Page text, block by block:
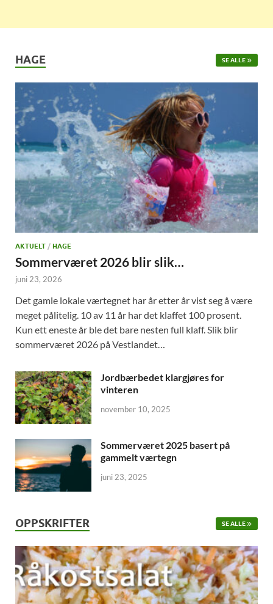
HAGE SE ALLE
AKTUELT / HAGE
Sommerværet 2026 blir slik…
juni 23, 2026
Det gamle lokale værtegnet har år etter år vist seg å være
meget pålitelig. 10 av 11 år har det klaffet 100 prosent.
Kun ett eneste år ble det bare nesten full klaff. Slik blir
sommerværet 2026 på Vestlandet…
Jordbærbedet klargjøres for
vinteren
november 10, 2025
Sommerværet 2025 basert på
gammelt værtegn
juni 23, 2025
OPPSKRIFTER SE ALLE